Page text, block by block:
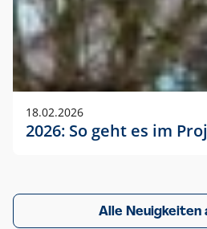
18.02.2026
2026: So geht es im
Alle Neuigkeiten